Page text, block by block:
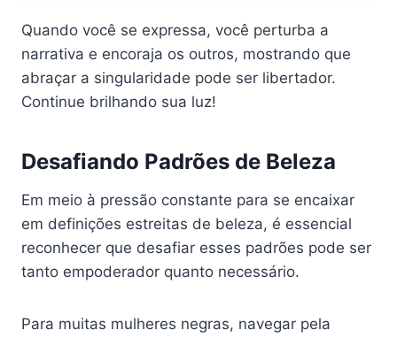
Quando você se expressa, você perturba a
narrativa e encoraja os outros, mostrando que
abraçar a singularidade pode ser libertador.
Continue brilhando sua luz!
Desafiando Padrões de Beleza
Em meio à pressão constante para se encaixar
em definições estreitas de beleza, é essencial
reconhecer que desafiar esses padrões pode ser
tanto empoderador quanto necessário.
Para muitas mulheres negras, navegar pela